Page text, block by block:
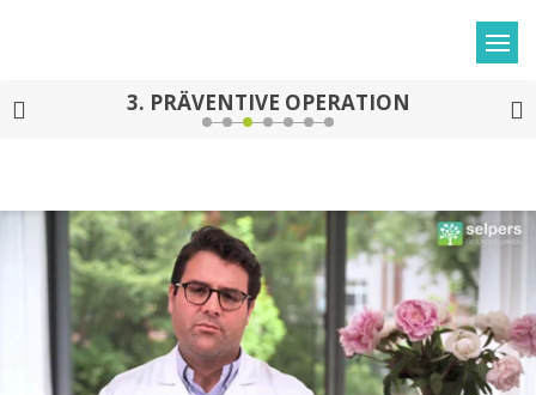
3. PRÄVENTIVE OPERATION